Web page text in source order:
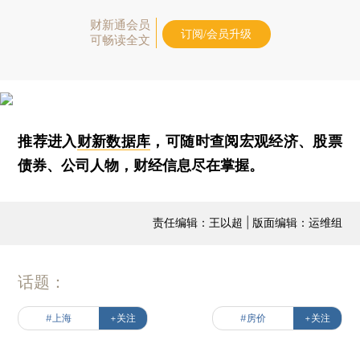
财新通会员
可畅读全文
订阅/会员升级
推荐进入财新数据库 ，可随时查阅宏观经济、股票
债券、公司人物，财经信息尽在掌握。
责任编辑：王以超 | 版面编辑：运维组
话题：
#上海 +关注 #房价 +关注